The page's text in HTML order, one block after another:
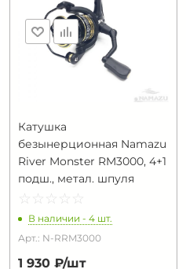
Катушка
безынерционная Namazu
River Monster RM3000, 4+1
подш., метал. шпуля
☆ ☆ ☆ ☆ ☆
★ ★ ★ ★ ★
В наличии - 4 шт.
Арт.: N-RRM3000
1 930 ₽/шт